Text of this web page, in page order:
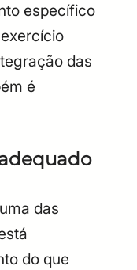
específico
das
é
das
do que